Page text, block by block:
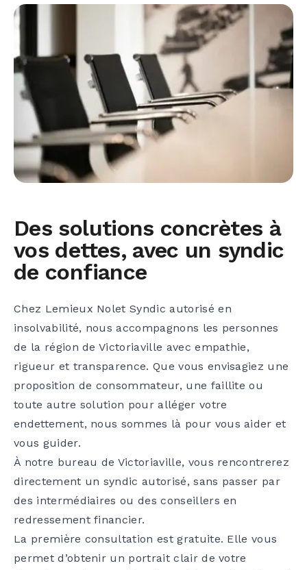
Des solutions concrètes à
vos dettes, avec un syndic
de confiance
Chez Lemieux Nolet Syndic autorisé en
insolvabilité, nous accompagnons les personnes
de la région de Victoriaville avec empathie,
rigueur et transparence. Que vous envisagiez une
proposition de consommateur, une faillite ou
toute autre solution pour alléger votre
endettement, nous sommes là pour vous aider et
vous guider.
À notre bureau de Victoriaville, vous rencontrerez
directement un syndic autorisé, sans passer par
des intermédiaires ou des conseillers en
redressement financier.
La première consultation est gratuite. Elle vous
permet d’obtenir un portrait clair de votre